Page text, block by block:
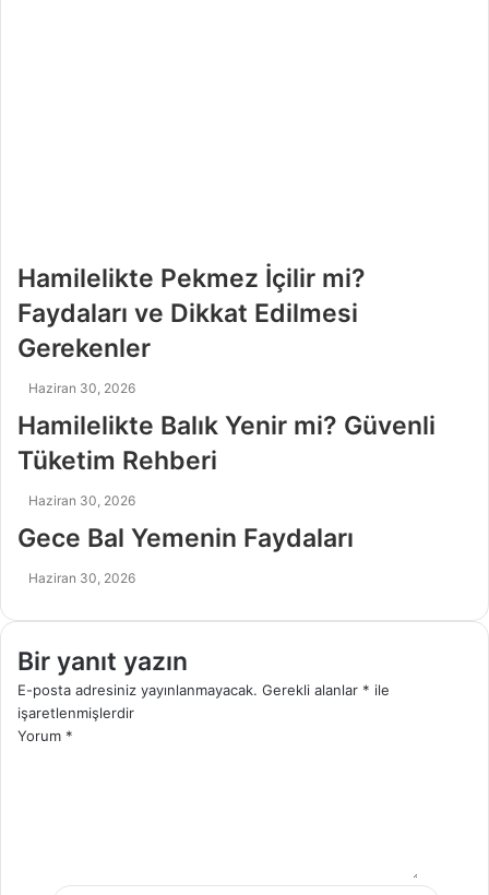
Hamilelikte Pekmez İçilir mi?
Faydaları ve Dikkat Edilmesi
Gerekenler
Haziran 30, 2026
Hamilelikte Balık Yenir mi? Güvenli
Tüketim Rehberi
Haziran 30, 2026
Gece Bal Yemenin Faydaları
Haziran 30, 2026
Bir yanıt yazın
E-posta adresiniz yayınlanmayacak. Gerekli alanlar * ile
işaretlenmişlerdir
Yorum *